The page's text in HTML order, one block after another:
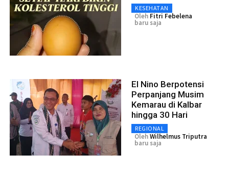
KESEHATAN
Oleh Fitri Febelena
baru saja
El Nino Berpotensi
Perpanjang Musim
Kemarau di Kalbar
hingga 30 Hari
REGIONAL
OlehWilhelmus Triputra
baru saja